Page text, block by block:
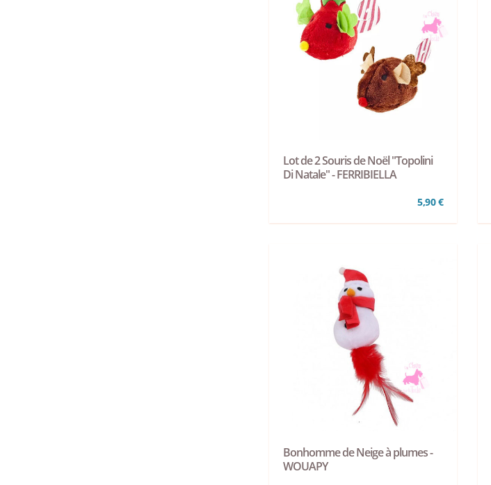
Lot de 2 Souris de Noël "Topolini
Di Natale" - FERRIBIELLA
5,90 €
Bonhomme de Neige à plumes -
WOUAPY